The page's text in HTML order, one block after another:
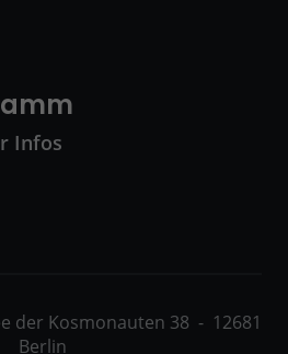
Infos
der Kosmonauten 38 - 12681
Berlin